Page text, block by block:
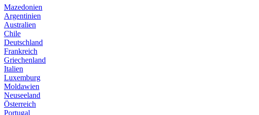
Mazedonien
Argentinien
Australien
Chile
Deutschland
Frankreich
Griechenland
Italien
Luxemburg
Moldawien
Neuseeland
Österreich
Portugal